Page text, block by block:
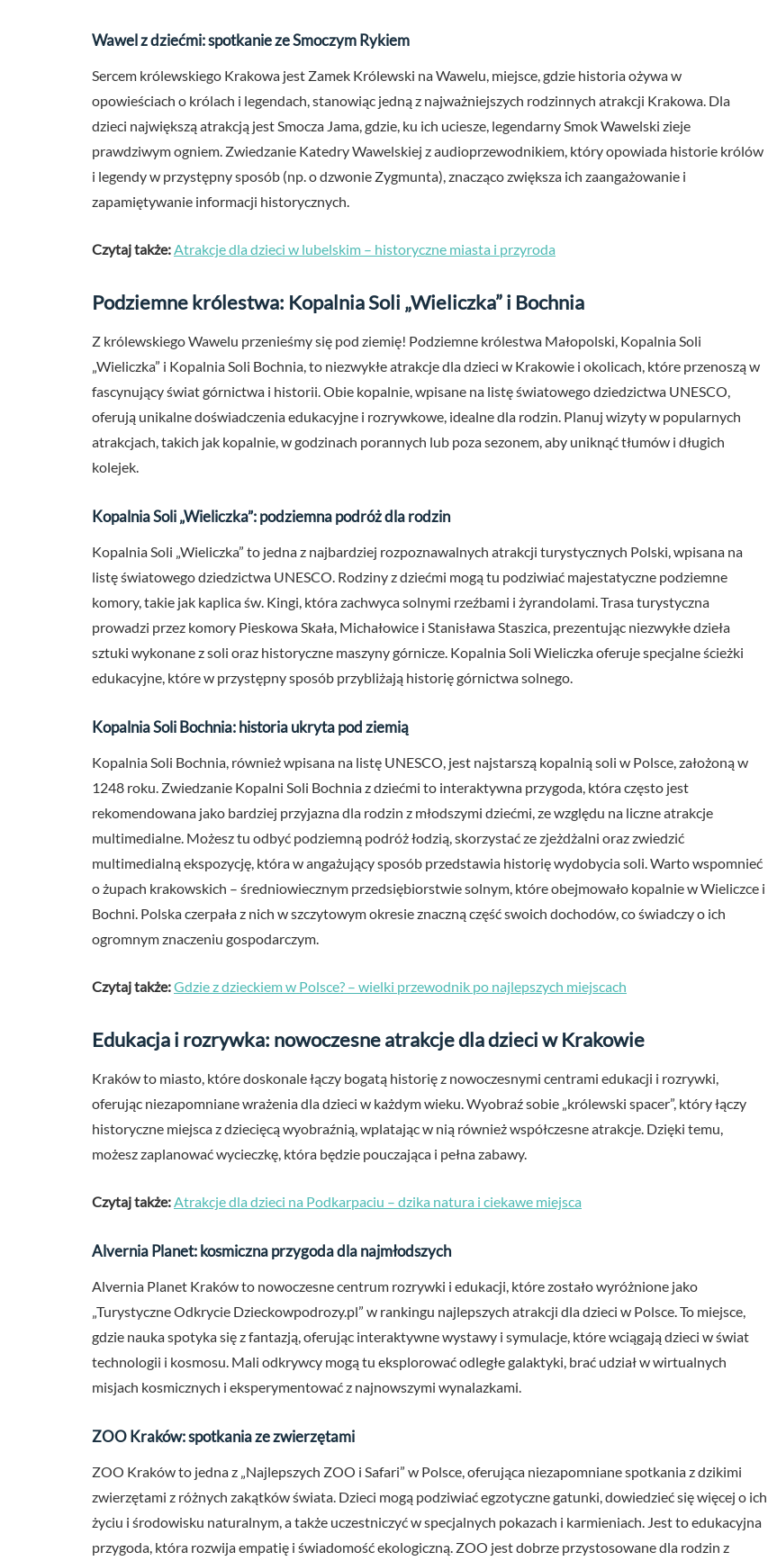
Wawel z dziećmi: spotkanie ze Smoczym Rykiem
Sercem królewskiego Krakowa jest Zamek Królewski na Wawelu, miejsce, gdzie historia ożywa w
opowieściach o królach i legendach, stanowiąc jedną z najważniejszych rodzinnych atrakcji Krakowa. Dla
dzieci największą atrakcją jest Smocza Jama, gdzie, ku ich uciesze, legendarny Smok Wawelski zieje
prawdziwym ogniem. Zwiedzanie Katedry Wawelskiej z audioprzewodnikiem, który opowiada historie królów
i legendy w przystępny sposób (np. o dzwonie Zygmunta), znacząco zwiększa ich zaangażowanie i
zapamiętywanie informacji historycznych.
Czytaj także: Atrakcje dla dzieci w lubelskim – historyczne miasta i przyroda
Podziemne królestwa: Kopalnia Soli „Wieliczka” i Bochnia
Z królewskiego Wawelu przenieśmy się pod ziemię! Podziemne królestwa Małopolski, Kopalnia Soli
„Wieliczka” i Kopalnia Soli Bochnia, to niezwykłe atrakcje dla dzieci w Krakowie i okolicach, które przenoszą w
fascynujący świat górnictwa i historii. Obie kopalnie, wpisane na listę światowego dziedzictwa UNESCO,
oferują unikalne doświadczenia edukacyjne i rozrywkowe, idealne dla rodzin. Planuj wizyty w popularnych
atrakcjach, takich jak kopalnie, w godzinach porannych lub poza sezonem, aby uniknąć tłumów i długich
kolejek.
Kopalnia Soli „Wieliczka”: podziemna podróż dla rodzin
Kopalnia Soli „Wieliczka” to jedna z najbardziej rozpoznawalnych atrakcji turystycznych Polski, wpisana na
listę światowego dziedzictwa UNESCO. Rodziny z dziećmi mogą tu podziwiać majestatyczne podziemne
komory, takie jak kaplica św. Kingi, która zachwyca solnymi rzeźbami i żyrandolami. Trasa turystyczna
prowadzi przez komory Pieskowa Skała, Michałowice i Stanisława Staszica, prezentując niezwykłe dzieła
sztuki wykonane z soli oraz historyczne maszyny górnicze. Kopalnia Soli Wieliczka oferuje specjalne ścieżki
edukacyjne, które w przystępny sposób przybliżają historię górnictwa solnego.
Kopalnia Soli Bochnia: historia ukryta pod ziemią
Kopalnia Soli Bochnia, również wpisana na listę UNESCO, jest najstarszą kopalnią soli w Polsce, założoną w
1248 roku. Zwiedzanie Kopalni Soli Bochnia z dziećmi to interaktywna przygoda, która często jest
rekomendowana jako bardziej przyjazna dla rodzin z młodszymi dziećmi, ze względu na liczne atrakcje
multimedialne. Możesz tu odbyć podziemną podróż łodzią, skorzystać ze zjeżdżalni oraz zwiedzić
multimedialną ekspozycję, która w angażujący sposób przedstawia historię wydobycia soli. Warto wspomnieć
o żupach krakowskich – średniowiecznym przedsiębiorstwie solnym, które obejmowało kopalnie w Wieliczce i
Bochni. Polska czerpała z nich w szczytowym okresie znaczną część swoich dochodów, co świadczy o ich
ogromnym znaczeniu gospodarczym.
Czytaj także:Gdzie z dzieckiem w Polsce? – wielki przewodnik po najlepszych miejscach
Edukacja i rozrywka: nowoczesne atrakcje dla dzieci w Krakowie
Kraków to miasto, które doskonale łączy bogatą historię z nowoczesnymi centrami edukacji i rozrywki,
oferując niezapomniane wrażenia dla dzieci w każdym wieku. Wyobraź sobie „królewski spacer”, który łączy
historyczne miejsca z dziecięcą wyobraźnią, wplatając w nią również współczesne atrakcje. Dzięki temu,
możesz zaplanować wycieczkę, która będzie pouczająca i pełna zabawy.
Czytaj także: Atrakcje dla dzieci na Podkarpaciu – dzika natura i ciekawe miejsca
Alvernia Planet: kosmiczna przygoda dla najmłodszych
Alvernia Planet Kraków to nowoczesne centrum rozrywki i edukacji, które zostało wyróżnione jako
„Turystyczne Odkrycie Dzieckowpodrozy.pl” w rankingu najlepszych atrakcji dla dzieci w Polsce. To miejsce,
gdzie nauka spotyka się z fantazją, oferując interaktywne wystawy i symulacje, które wciągają dzieci w świat
technologii i kosmosu. Mali odkrywcy mogą tu eksplorować odległe galaktyki, brać udział w wirtualnych
misjach kosmicznych i eksperymentować z najnowszymi wynalazkami.
ZOO Kraków: spotkania ze zwierzętami
ZOO Kraków to jedna z „Najlepszych ZOO i Safari” w Polsce, oferująca niezapomniane spotkania z dzikimi
zwierzętami z różnych zakątków świata. Dzieci mogą podziwiać egzotyczne gatunki, dowiedzieć się więcej o ich
życiu i środowisku naturalnym, a także uczestniczyć w specjalnych pokazach i karmieniach. Jest to edukacyjna
przygoda, która rozwija empatię i świadomość ekologiczną. ZOO jest dobrze przystosowane dla rodzin z